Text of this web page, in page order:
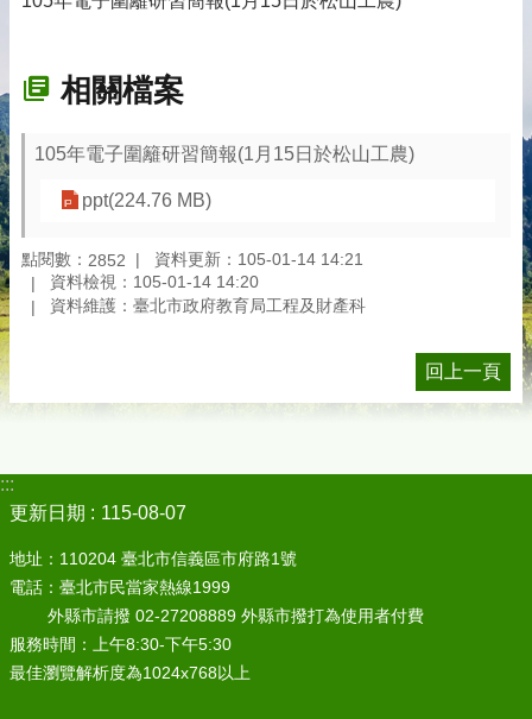
相關檔案
105年電子圍籬研習簡報(1月15日於松山工農)
ppt(224.76 MB)
點閱數： 2852
資料更新：105-01-14 14:21
資料檢視：105-01-14 14:20
資料維護：臺北市政府教育局工程及財產科
回上一頁
:::
更新日期
115-08-07
地址：110204 臺北市信義區市府路1號
電話：臺北市民當家熱線1999
外縣市請撥 02-27208889 外縣市撥打為使用者付費
服務時間：上午8:30-下午5:30
最佳瀏覽解析度為1024x768以上